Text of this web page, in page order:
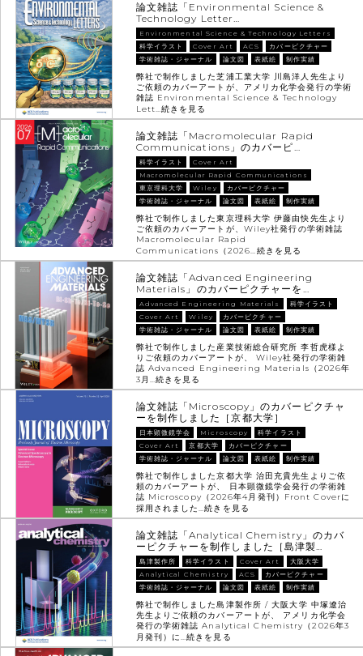
論文雑誌「Environmental Science &
Technology Letter…
Environmental Science & Technology Letters
科学イラスト
Cover Art ACS
カバーピクチャー
学術雑誌・ジャーナル
論文図 表紙絵 制作実績
弊社で制作しました芝浦工業大学 川島洋人先生より
ご依頼のカバーアートが、アメリカ化学会発行の学術
雑誌 Environmental Science & Technology
Lett…続きを見る
論文雑誌「Macromolecular Rapid
Communications」のカバーピ…
科学イラスト
Cover Art
Macromolecular Rapid Communications
東京理科大学
Wiley
カバーピクチャー
学術雑誌・ジャーナル
論文図 表紙絵 制作実績
弊社で制作しました東京理科大学 伊藤由快先生より
ご依頼のカバーアートが、Wiley社発行の学術雑誌
Macromolecular Rapid
Communications（2026…続きを見る
論文雑誌「Advanced Engineering
Materials」のカバーピクチャーを…
Advanced Engineering Materials
科学イラスト
Cover Art
Wiley
カバーピクチャー
学術雑誌・ジャーナル
論文図 表紙絵 制作実績
弊社で制作しました産業技術総合研究所 李哲虎様よ
りご依頼のカバーアートが、 Wiley社発行の学術雑
誌 Advanced Engineering Materials（2026年
3月…続きを見る
論文雑誌「Microscopy」のカバーピクチャ
ーを制作しました［京都大学］
日本顕微鏡学会 Microscopy
科学イラスト
Cover Art
京都大学
カバーピクチャー
学術雑誌・ジャーナル
論文図 表紙絵 制作実績
弊社で制作しました京都大学 治田充貴先生よりご依
頼のカバーアートが、 日本顕微鏡学会発行の学術雑
誌 Microscopy（2026年4月発刊）Front Coverに
採用されました…続きを見る
論文雑誌「Analytical Chemistry」のカバ
ーピクチャーを制作しました［島津製…
島津製作所 科学イラスト Cover Art
大阪大学
Analytical Chemistry
ACS
カバーピクチャー
学術雑誌・ジャーナル
論文図 表紙絵 制作実績
弊社で制作しました島津製作所 / 大阪大学 中塚遼治
先生よりご依頼のカバーアートが、 アメリカ化学会
発行の学術雑誌 Analytical Chemistry（2026年3
月発刊）に…続きを見る